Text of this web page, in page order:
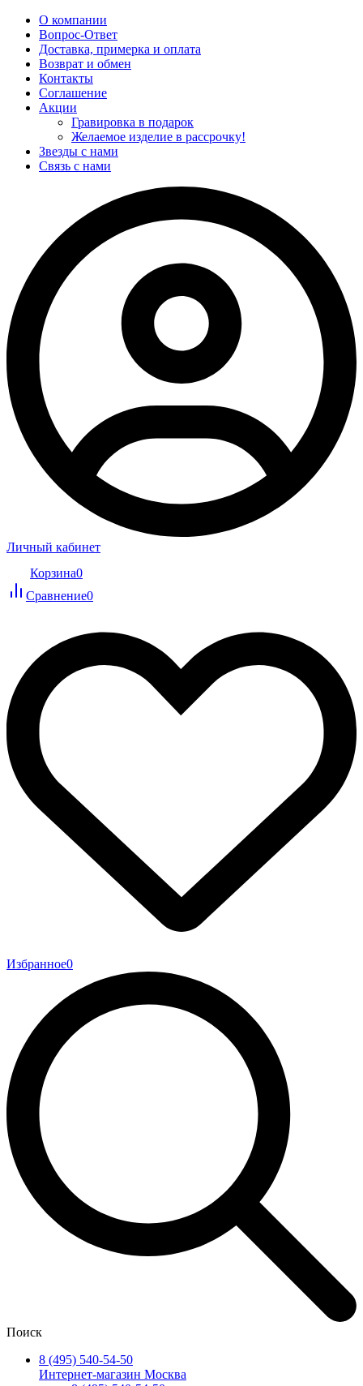
О компании
Вопрос-Ответ
Доставка, примерка и оплата
Возврат и обмен
Контакты
Соглашение
Акции
Гравировка в подарок
Желаемое изделие в рассрочку!
Звезды с нами
Связь с нами
Личный кабинет
Корзина0
Сравнение0
Избранное0
Поиск
8 (495) 540-54-50
Интернет-магазин Москва